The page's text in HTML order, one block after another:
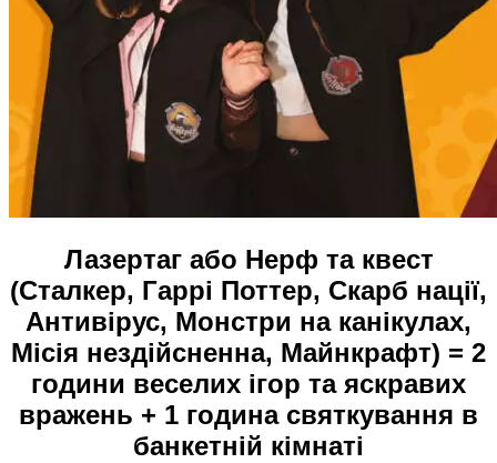
Лазертаг або Нерф та квест
(Сталкер, Гаррі Поттер, Скарб нації,
Антивірус, Монстри на канікулах,
Місія нездійсненна, Майнкрафт) = 2
години веселих ігор та яскравих
вражень + 1 година святкування в
банкетній кімнаті